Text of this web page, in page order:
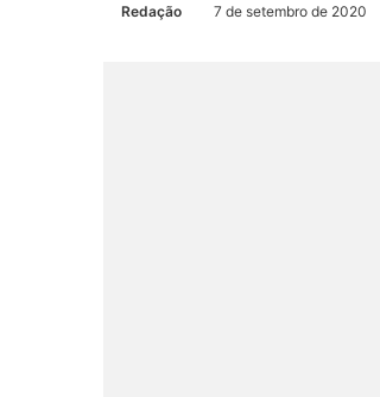
Redação 7 de setembro de 2020